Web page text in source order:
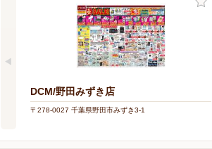
DCM/野田みずき店
〒278-0027 千葉県野田市みずき3-1